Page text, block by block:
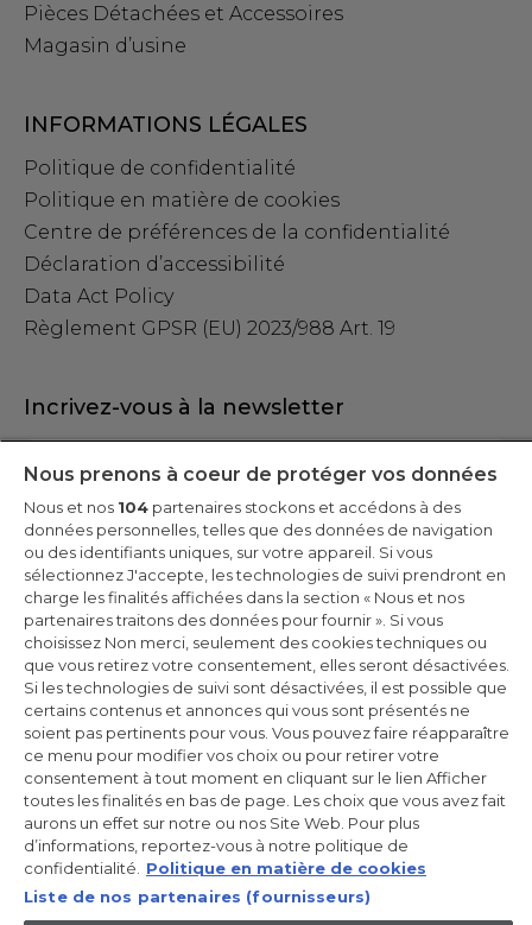
Pièces Détachées et Accessoires
Magasin d’usine
INFORMATIONS LÉGALES
Politique de confidentialité
Politique en matière de cookies
Centre de préférences de la confidentialité
Déclaration d’accessibilité
Data Act Policy
Règlement GPSR (EU) 2023/988 Art. 19
Incrivez-vous à la newsletter
première commande
CANDY HOOVER GROUP S.r.I. - Associé unique - SIÈGE SOCIAL :
Via Comolli, 57 - 20861 Brugherio (MB) - Italie - SIÈGES
ADMINISTRATIFS : Via Privata Eden Fumagalli snc - 20861
Brugherio (MB) et Via Trento n. 20/A-22 - 20871 Vimercate (MB) -
Italie - Tél. : +39.039.2086.1 - Fax : +39.039.2086.237 - Capital social
35 000 000,00 € iv - Cod. Code fiscal et numéro d'inscription au
registre du commerce de Milan-Monza-Brianza-Lodi 04666310158
- Numéro de TVA 00786860965 - Numéro REA : MB-1033934 -
Autorisation IT AEOF 211870 - Société soumise aux activités de
gestion et de coordination de Candy S.p.A.
FR / Français
Nous prenons à coeur de protéger vos données
Nous et nos 104 partenaires stockons et accédons à des
données personnelles, telles que des données de navigation
ou des identifiants uniques, sur votre appareil. Si vous
sélectionnez J'accepte, les technologies de suivi prendront en
charge les finalités affichées dans la section « Nous et nos
partenaires traitons des données pour fournir ». Si vous
choisissez Non merci, seulement des cookies techniques ou
que vous retirez votre consentement, elles seront désactivées.
Si les technologies de suivi sont désactivées, il est possible que
certains contenus et annonces qui vous sont présentés ne
soient pas pertinents pour vous. Vous pouvez faire réapparaître
ce menu pour modifier vos choix ou pour retirer votre
consentement à tout moment en cliquant sur le lien Afficher
toutes les finalités en bas de page. Les choix que vous avez fait
aurons un effet sur notre ou nos Site Web. Pour plus
d’informations, reportez-vous à notre politique de
confidentialité.
Politique en matière de cookies
Liste de nos partenaires (fournisseurs)